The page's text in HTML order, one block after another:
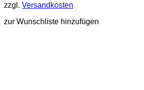
Optionen
können
auf
zzgl. Versandkosten
zur Wunschliste hinzufügen